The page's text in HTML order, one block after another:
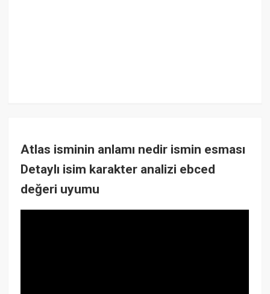
Atlas isminin anlamı nedir ismin esması
Detaylı isim karakter analizi ebced
değeri uyumu